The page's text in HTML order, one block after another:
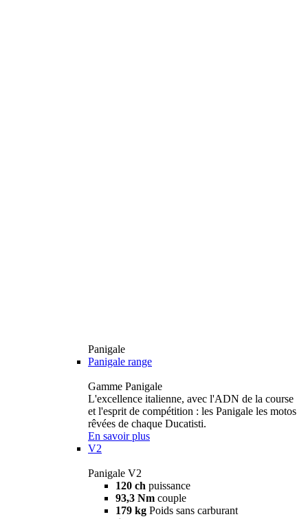
Panigale
Panigale range
Gamme Panigale
L'excellence italienne, avec l'ADN de la course
et l'esprit de compétition : les Panigale les motos
rêvées de chaque Ducatisti.
En savoir plus
V2
Panigale V2
120 ch puissance
93,3 Nm couple
179 kg Poids sans carburant